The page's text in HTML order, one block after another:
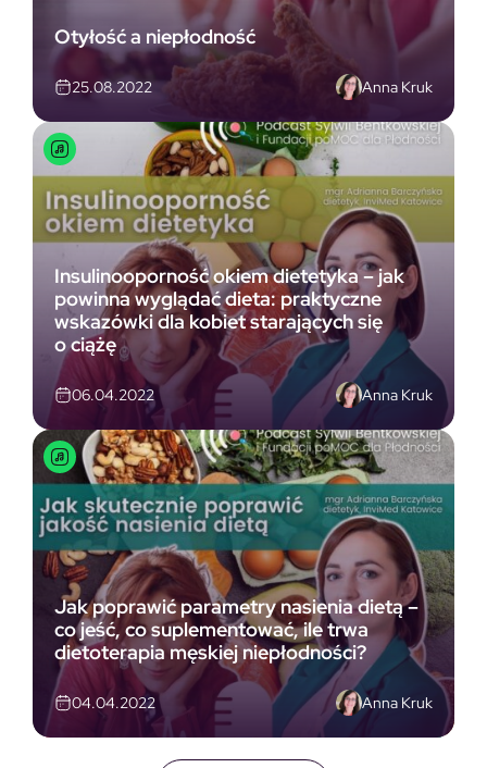
Otyłość a niepłodność
25.08.2022 Anna Kruk
Insulinooporność okiem dietetyka – jak
powinna wyglądać dieta: praktyczne
wskazówki dla kobiet starających się
o ciążę
06.04.2022 Anna Kruk
Jak poprawić parametry nasienia dietą –
co jeść, co suplementować, ile trwa
dietoterapia męskiej niepłodności?
04.04.2022 Anna Kruk